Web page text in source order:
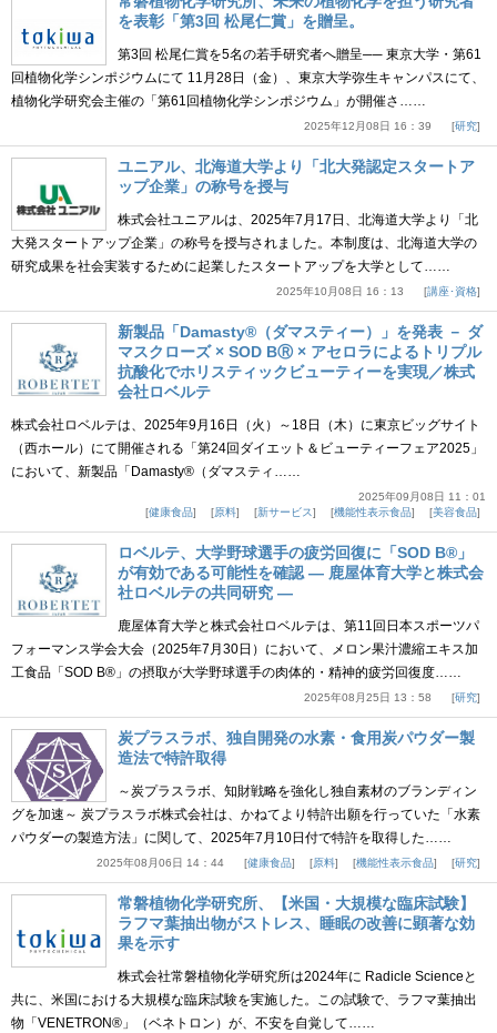
を表彰「第3回 松尾仁賞」を贈呈。
第3回 松尾仁賞を5名の若手研究者へ贈呈── 東京大学・第61
回植物化学シンポジウムにて 11月28日（金）、東京大学弥生キャンパスにて、
植物化学研究会主催の「第61回植物化学シンポジウム」が開催さ……
2025年12月08日 16：39 研究
ユニアル、北海道大学より「北大発認定スタートア
ップ企業」の称号を授与
株式会社ユニアルは、2025年7月17日、北海道大学より「北
大発スタートアップ企業」の称号を授与されました。本制度は、北海道大学の
研究成果を社会実装するために起業したスタートアップを大学として……
2025年10月08日 16：13 講座･資格
新製品「Damasty®（ダマスティー）」を発表 － ダ
マスクローズ × SOD BⓇ × アセロラによるトリプル
抗酸化でホリスティックビューティーを実現／株式
会社ロベルテ
株式会社ロベルテは、2025年9月16日（火）～18日（木）に東京ビッグサイト
（西ホール）にて開催される「第24回ダイエット＆ビューティーフェア2025」
において、新製品「Damasty®（ダマスティ……
2025年09月08日 11：01
健康食品
原料 新サービス 機能性表示食品 美容食品
ロベルテ、大学野球選手の疲労回復に「SOD B®」
が有効である可能性を確認 ― 鹿屋体育大学と株式会
社ロベルテの共同研究 ―
鹿屋体育大学と株式会社ロベルテは、第11回日本スポーツパ
フォーマンス学会大会（2025年7月30日）において、メロン果汁濃縮エキス加
工食品「SOD B®」の摂取が大学野球選手の肉体的・精神的疲労回復度……
2025年08月25日 13：58 研究
炭プラスラボ、独自開発の水素・食用炭パウダー製
造法で特許取得
～炭プラスラボ、知財戦略を強化し独自素材のブランディン
グを加速～ 炭プラスラボ株式会社は、かねてより特許出願を行っていた「水素
パウダーの製造方法」に関して、2025年7月10日付で特許を取得した……
2025年08月06日 14：44 健康食品 原料 機能性表示食品 研究
常磐植物化学研究所、【米国・大規模な臨床試験】
ラフマ葉抽出物がストレス、睡眠の改善に顕著な効
果を示す
株式会社常磐植物化学研究所は2024年に Radicle Scienceと
共に、米国における大規模な臨床試験を実施した。この試験で、ラフマ葉抽出
物「VENETRON®」（ベネトロン）が、不安を自覚して……